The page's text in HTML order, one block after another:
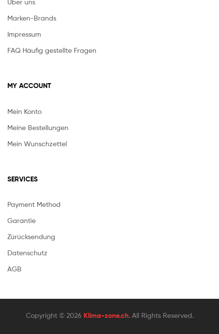
Über uns
Marken-Brands
Impressum
FAQ Häufig gestellte Fragen
MY ACCOUNT
Mein Konto
Meine Bestellungen
Mein Wunschzettel
SERVICES
Payment Method
Garantie
Zürücksendung
Datenschutz
AGB
Copyright © 2026 Klima-zone.ch. All Rights Reserved.